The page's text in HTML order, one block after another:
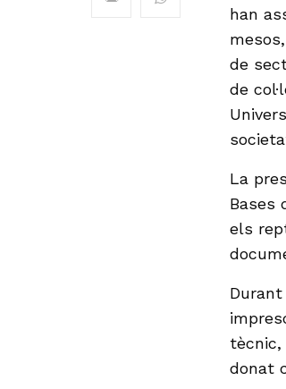
han
de
de
La
Bases
els
tècnic,
donat